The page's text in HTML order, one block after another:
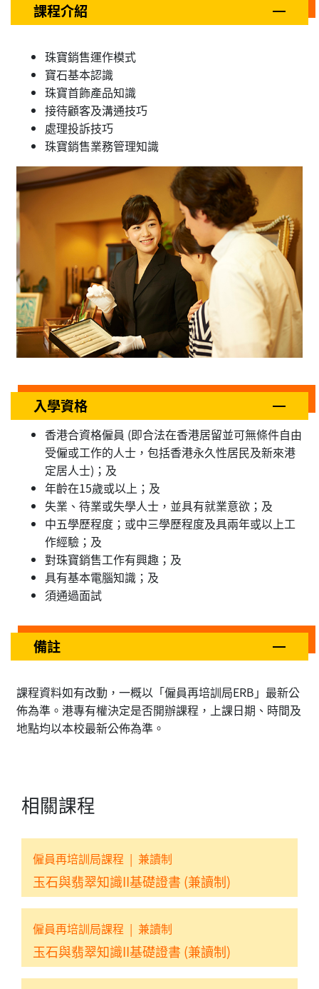
課程介紹
珠寶銷售運作模式
寶石基本認識
珠寶首飾產品知識
接待顧客及溝通技巧
處理投訴技巧
珠寶銷售業務管理知識
入學資格
香港合資格僱員 (即合法在香港居留並可無條件自由
受僱或工作的人士，包括香港永久性居民及新來港
定居人士)；及
年齡在15歲或以上；及
失業、待業或失學人士，並具有就業意欲；及
中五學歷程度；或中三學歷程度及具兩年或以上工
作經驗；及
對珠寶銷售工作有興趣；及
具有基本電腦知識；及
須通過面試
備註
課程資料如有改動，一概以「僱員再培訓局ERB」最新公
佈為準。港專有權決定是否開辦課程，上課日期、時間及
地點均以本校最新公佈為準。
相關課程
僱員再培訓局課程 | 兼讀制
玉石與翡翠知識II基礎證書 (兼讀制)
僱員再培訓局課程 | 兼讀制
玉石與翡翠知識II基礎證書 (兼讀制)